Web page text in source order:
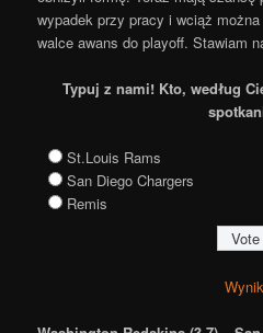
wypadek przy pracy i wciąż
walce awans do playoff. Stawiam
Typuj z nami! Kto, według
St.Louis Rams
San Diego Chargers
Remis